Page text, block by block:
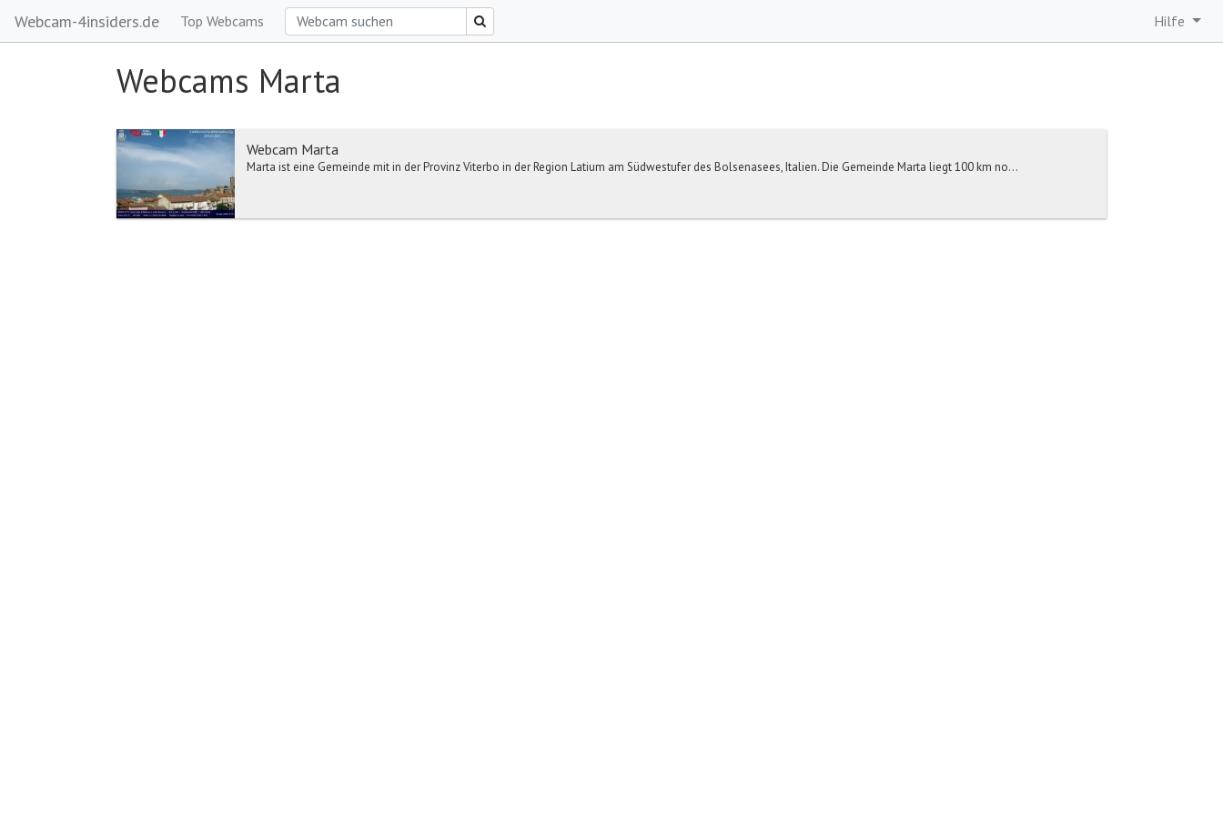
Webcam-4insiders.de Top Webcams Hilfe
Webcams Marta
Webcam Marta
Marta ist eine Gemeinde mit in der Provinz Viterbo in der Region Latium am Südwestufer des Bolsenasees, Italien. Die Gemeinde Marta liegt 100 km no...